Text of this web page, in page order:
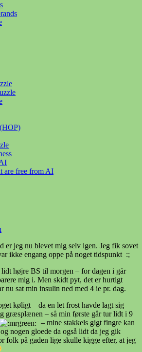
are free from AI
er jeg nu blevet mig selv igen. Jeg fik sovet
ikke engang oppe på noget tidspunkt :;
højre BS til morgen – for dagen i går
mig i. Men skidt pyt, det er hurtigt
nu sat min insulin ned med 4 ie pr. dag.
køligt – da en let frost havde lagt sig
græsplænen – så min første går tur lidt i 9
– mine stakkels gigt fingre kan
nogen gloede da også lidt da jeg gik
folk på gaden lige skulle kigge efter, at jeg